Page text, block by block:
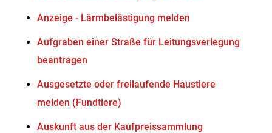
Anzeige - Lärmbelästigung melden
Aufgraben einer Straße für Leitungsverlegung
beantragen
Ausgesetzte oder freilaufende Haustiere
melden (Fundtiere)
Auskunft aus der Kaufpreissammlung